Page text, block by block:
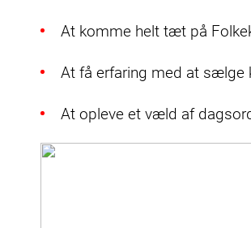
At komme helt tæt på
At få erfaring med at sælge
At opleve et væld af